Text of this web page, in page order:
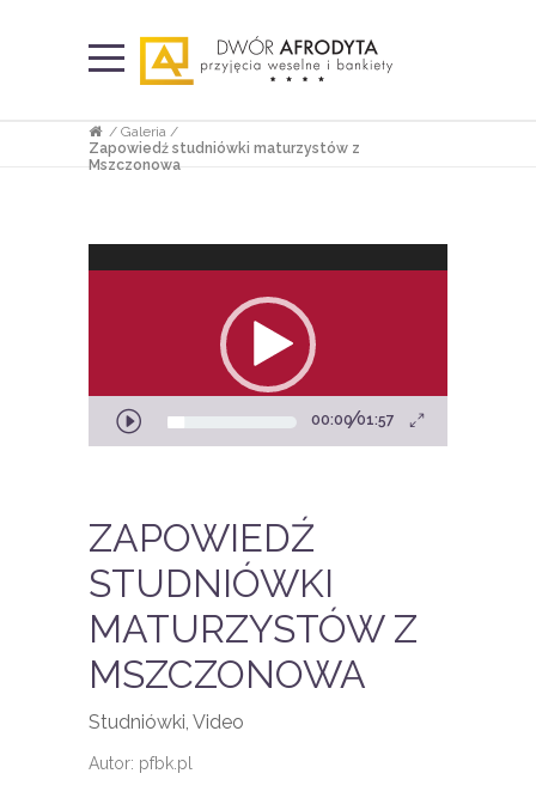
/ Galeria /
Zapowiedź studniówki maturzystów z
Mszczonowa
00:00 01:57
ZAPOWIEDŹ
STUDNIÓWKI
MATURZYSTÓW Z
MSZCZONOWA
Studniówki, Video
Autor: pfbk.pl